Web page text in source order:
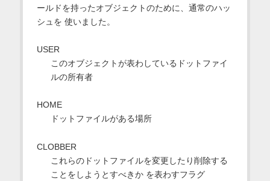
ールドを持ったオブジェクトのために、通常のハッ
シュを 使いました。
USER
このオブジェクトが表わしているドットファイ
ルの所有者
HOME
ドットファイルがある場所
CLOBBER
これらのドットファイルを変更したり削除する
ことをしようとすべきか を表わすフラグ